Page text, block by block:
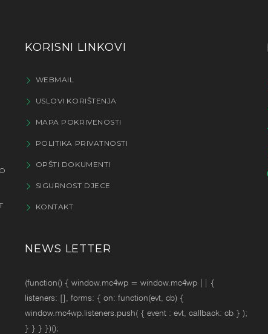
KORISNI LINKOVI
WEBMAIL
USLOVI KORIŠTENJA
MAPA POKRIVENOSTI
POLITIKA PRIVATNOSTI
OPŠTI DOKUMENTI
SIGURNOST DJECE
KONTAKT
NEWS LETTER